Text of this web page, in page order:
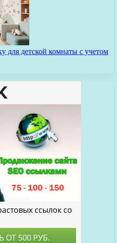
для детской комнаты с учетом